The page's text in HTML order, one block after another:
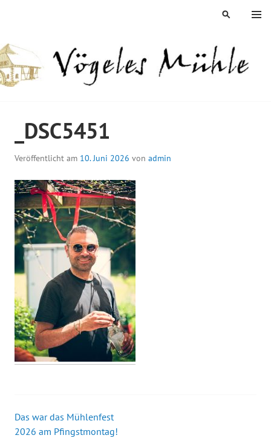
MENÜ
SUCHEN
_DSC5451
Veröffentlicht am 10. Juni 2026 von admin
Beitrags-
Das war das Mühlenfest
2026 am Pfingstmontag!